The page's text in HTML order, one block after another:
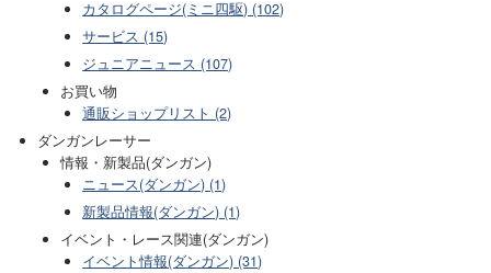
カタログページ(ミニ四駆) (102)
サービス (15)
ジュニアニュース (107)
お買い物
通販ショップリスト (2)
ダンガンレーサー
情報・新製品(ダンガン)
ニュース(ダンガン) (1)
新製品情報(ダンガン) (1)
イベント・レース関連(ダンガン)
イベント情報(ダンガン) (31)